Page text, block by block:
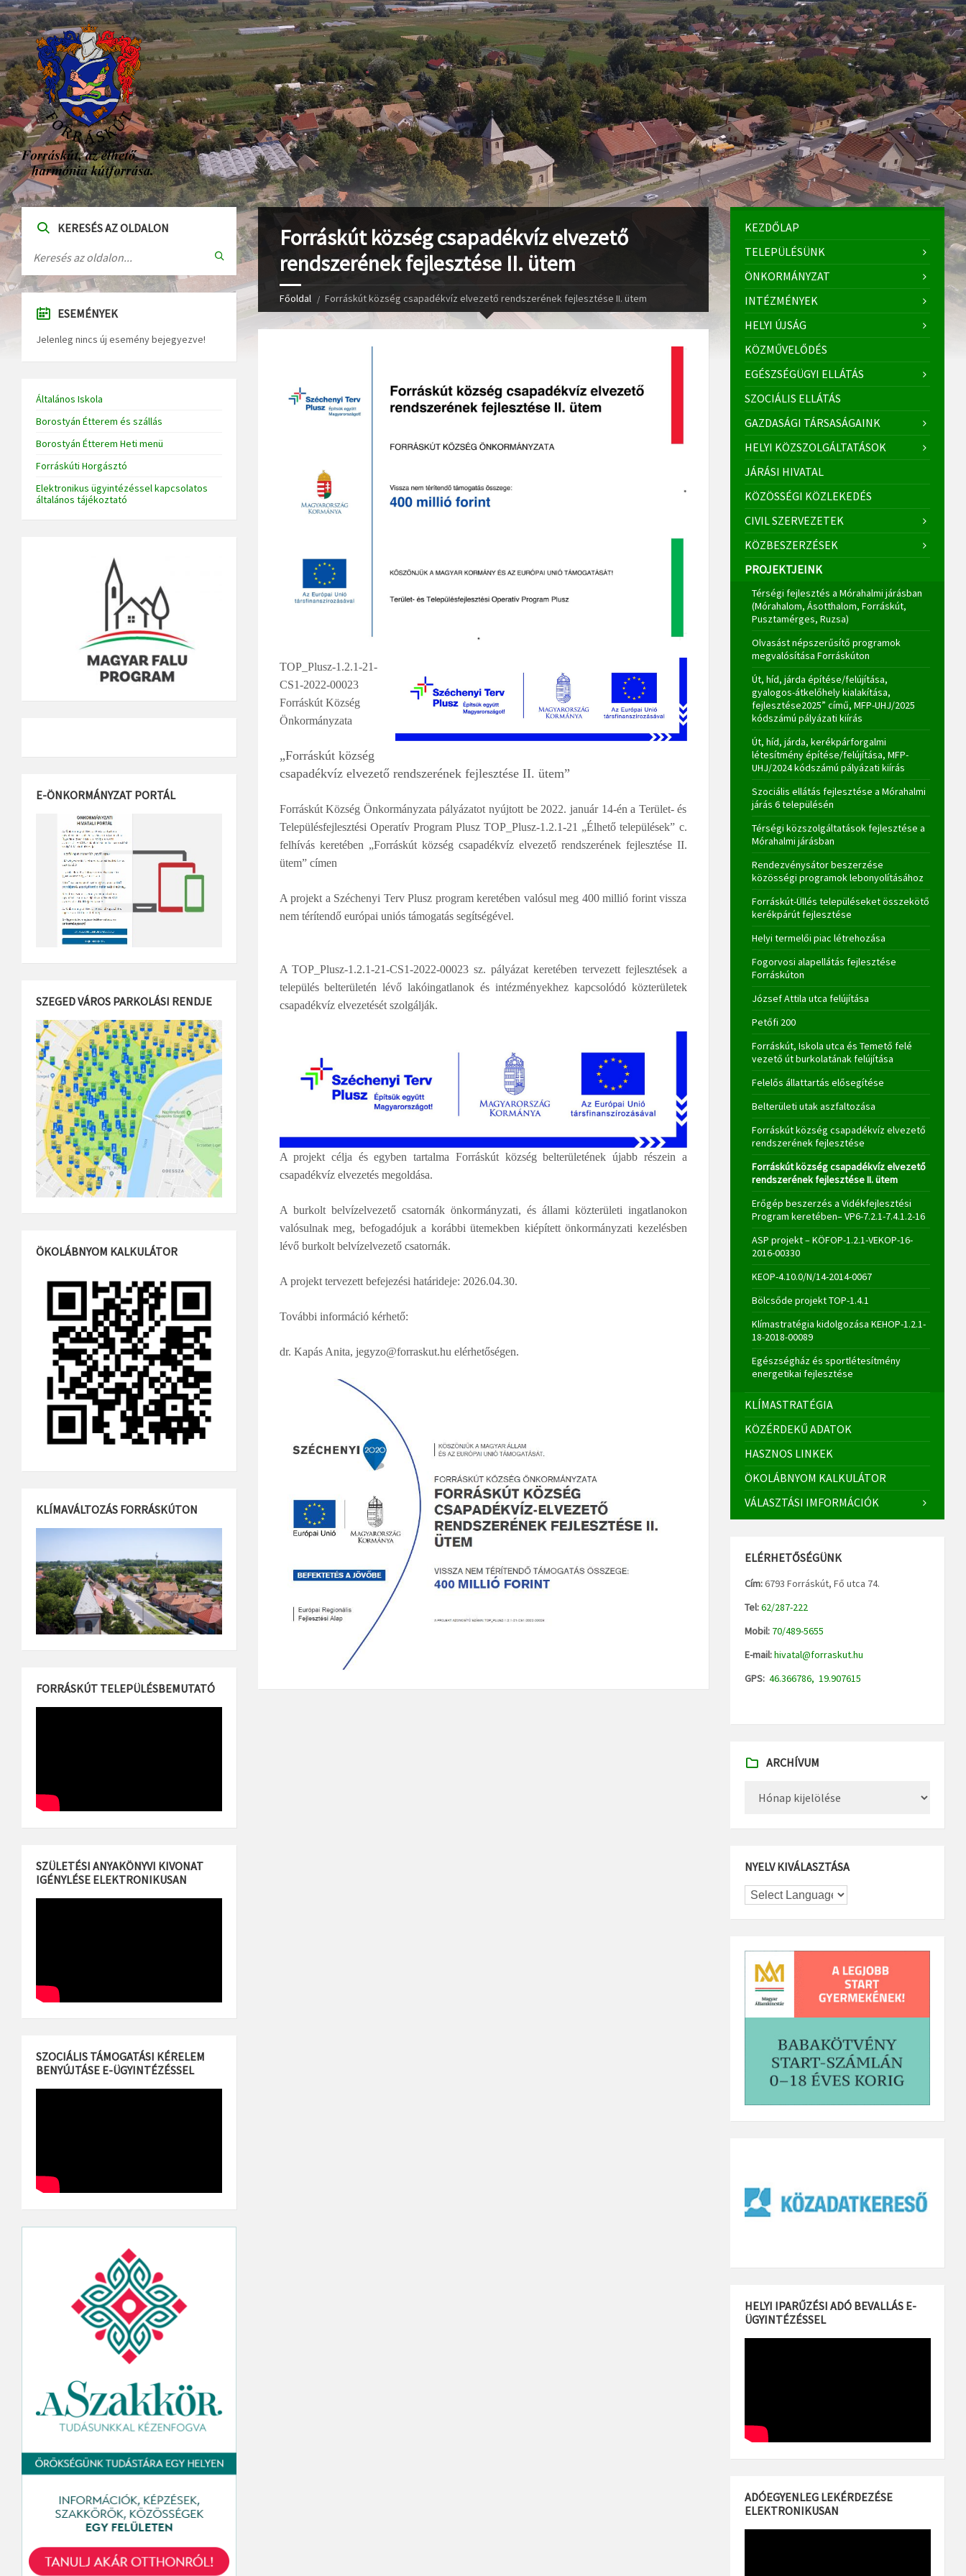
Forráskút község csapadékvíz elvezető
rendszerének fejlesztése II. ütem
Főoldal Forráskút község csapadékvíz elvezető rendszerének fejlesztése II. ütem
TOP_Plusz-1.2.1-21-
CS1-2022-00023
Forráskút Község
Önkormányzata
„Forráskút község
csapadékvíz elvezető rendszerének fejlesztése II. ütem”
Forráskút Község Önkormányzata pályázatot nyújtott be 2022. január 14-én a Terület- és
Településfejlesztési Operatív Program Plusz TOP_Plusz-1.2.1-21 „Élhető települések” c.
felhívás keretében „Forráskút község csapadékvíz elvezető rendszerének fejlesztése II.
ütem” címen
A projekt a Széchenyi Terv Plusz program keretében valósul meg 400 millió forint vissza
nem térítendő európai uniós támogatás segítségével.
A TOP_Plusz-1.2.1-21-CS1-2022-00023 sz. pályázat keretében tervezett fejlesztések a
település belterületén lévő lakóingatlanok és intézményekhez kapcsolódó közterületek
csapadékvíz elvezetését szolgálják.
A projekt célja és egyben tartalma Forráskút község belterületének újabb részein a
csapadékvíz elvezetés megoldása.
A burkolt belvízelvezető csatornák önkormányzati, és állami közterületi ingatlanokon
valósulnak meg, befogadójuk a korábbi ütemekben kiépített önkormányzati kezelésben
lévő burkolt belvízelvezető csatornák.
A projekt tervezett befejezési határideje: 2026.04.30.
További információ kérhető:
dr. Kapás Anita, jegyzo@forraskut.hu elérhetőségen.
KERESÉS AZ OLDALON
ESEMÉNYEK
Jelenleg nincs új esemény bejegyezve!
Általános Iskola
Borostyán Étterem és szállás
Borostyán Étterem Heti menü
Forráskúti Horgásztó
Elektronikus ügyintézéssel kapcsolatos
általános tájékoztató
E-ÖNKORMÁNYZAT PORTÁL
SZEGED VÁROS PARKOLÁSI RENDJE
ÖKOLÁBNYOM KALKULÁTOR
KLÍMAVÁLTOZÁS FORRÁSKÚTON
FORRÁSKÚT TELEPÜLÉSBEMUTATÓ
SZÜLETÉSI ANYAKÖNYVI KIVONAT
IGÉNYLÉSE ELEKTRONIKUSAN
SZOCIÁLIS TÁMOGATÁSI KÉRELEM
BENYÚJTÁSE E-ÜGYINTÉZÉSSEL
KEZDŐLAP
TELEPÜLÉSÜNK
ÖNKORMÁNYZAT
INTÉZMÉNYEK
HELYI ÚJSÁG
KÖZMŰVELŐDÉS
EGÉSZSÉGÜGYI ELLÁTÁS
SZOCIÁLIS ELLÁTÁS
GAZDASÁGI TÁRSASÁGAINK
HELYI KÖZSZOLGÁLTATÁSOK
JÁRÁSI HIVATAL
KÖZÖSSÉGI KÖZLEKEDÉS
CIVIL SZERVEZETEK
KÖZBESZERZÉSEK
PROJEKTJEINK
Térségi fejlesztés a Mórahalmi járásban
(Mórahalom, Ásotthalom, Forráskút,
Pusztamérges, Ruzsa)
Olvasást népszerűsítő programok
megvalósítása Forráskúton
Út, híd, járda építése/felújítása,
gyalogos-átkelőhely kialakítása,
fejlesztése2025” című, MFP-UHJ/2025
kódszámú pályázati kiírás
Út, híd, járda, kerékpárforgalmi
létesítmény építése/felújítása, MFP-
UHJ/2024 kódszámú pályázati kiírás
Szociális ellátás fejlesztése a Mórahalmi
járás 6 településén
Térségi közszolgáltatások fejlesztése a
Mórahalmi járásban
Rendezvénysátor beszerzése
közösségi programok lebonyolításához
Forráskút-Üllés településeket összekötő
kerékpárút fejlesztése
Helyi termelői piac létrehozása
Fogorvosi alapellátás fejlesztése
Forráskúton
József Attila utca felújítása
Petőfi 200
Forráskút, Iskola utca és Temető felé
vezető út burkolatának felújítása
Felelős állattartás elősegítése
Belterületi utak aszfaltozása
Forráskút község csapadékvíz elvezető
rendszerének fejlesztése
Forráskút község csapadékvíz elvezető
rendszerének fejlesztése II. ütem
Erőgép beszerzés a Vidékfejlesztési
Program keretében– VP6-7.2.1-7.4.1.2-16
ASP projekt – KÖFOP-1.2.1-VEKOP-16-
2016-00330
KEOP-4.10.0/N/14-2014-0067
Bölcsőde projekt TOP-1.4.1
Klímastratégia kidolgozása KEHOP-1.2.1-
18-2018-00089
Egészségház és sportlétesítmény
energetikai fejlesztése
KLÍMASTRATÉGIA
KÖZÉRDEKŰ ADATOK
HASZNOS LINKEK
ÖKOLÁBNYOM KALKULÁTOR
VÁLASZTÁSI IMFORMÁCIÓK
ELÉRHETŐSÉGÜNK
Cím:6793 Forráskút, Fő utca 74.
Tel:62/287-222
Mobil:70/489-5655
E-mail:hivatal@forraskut.hu
GPS: 46.366786, 19.907615
ARCHÍVUM
NYELV KIVÁLASZTÁSA
HELYI IPARŰZÉSI ADÓ BEVALLÁS E-
ÜGYINTÉZÉSSEL
ADÓEGYENLEG LEKÉRDEZÉSE
ELEKTRONIKUSAN